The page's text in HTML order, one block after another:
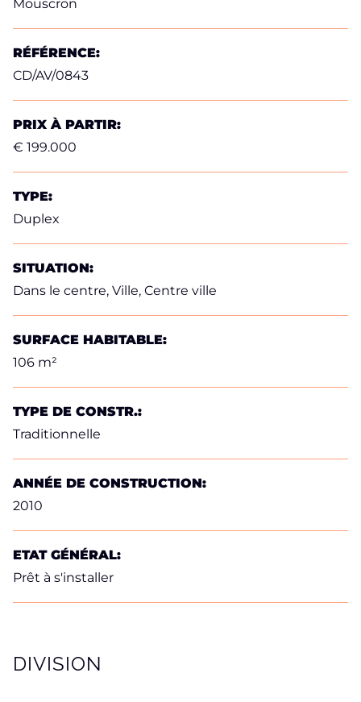
Mouscron
RÉFÉRENCE:
CD/AV/0843
PRIX ​​À PARTIR:
€ 199.000
TYPE:
Duplex
SITUATION:
Dans le centre, Ville, Centre ville
SURFACE HABITABLE:
106 m²
TYPE DE CONSTR.:
Traditionnelle
ANNÉE DE CONSTRUCTION:
2010
ETAT GÉNÉRAL:
Prêt à s'installer
DIVISION